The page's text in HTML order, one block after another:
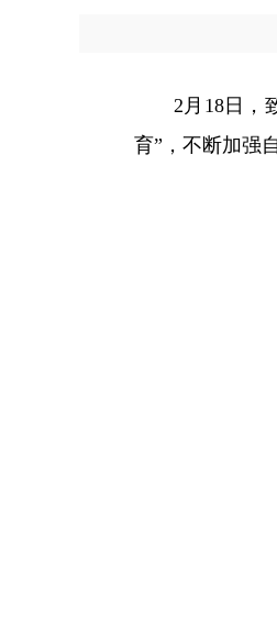
2月18日，
育”，不断加强